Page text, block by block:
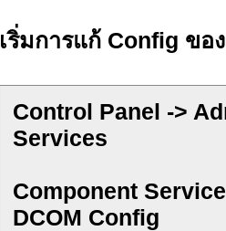
เริ่มการแก้ Config ข
Control Panel ->
Services
Component
DCOM Config